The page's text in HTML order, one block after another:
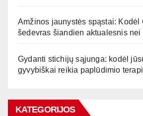
Amžinos jaunystės spąstai: Kodėl
šedevras šiandien aktualesnis nei
Gydanti stichijų sąjunga: kodėl
gyvybiškai reikia paplūdimio
KATEGORIJOS